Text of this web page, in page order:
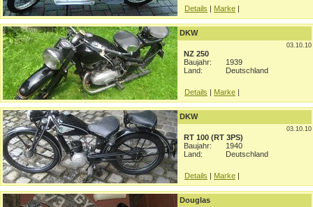
Details | Marke |
DKW
03.10.10
NZ 250
Baujahr:
1939
Land:
Deutschland
Details | Marke |
DKW
03.10.10
RT 100 (RT 3PS)
Baujahr:
1940
Land:
Deutschland
Details | Marke |
Douglas